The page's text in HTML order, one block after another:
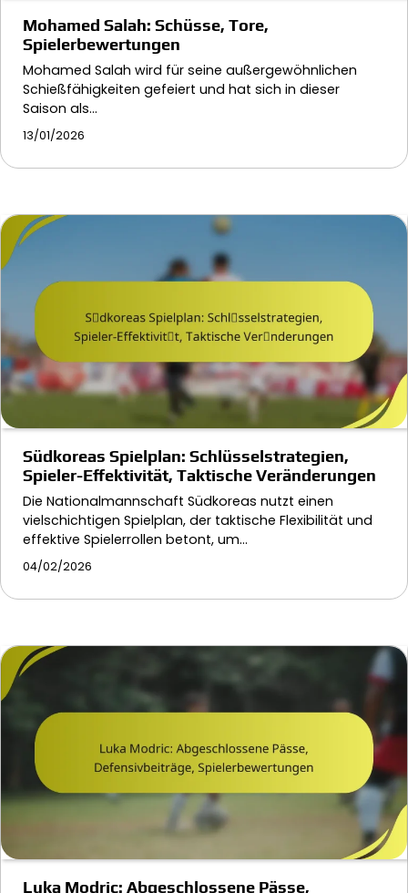
Mohamed Salah: Schüsse, Tore,
Spielerbewertungen
Mohamed Salah wird für seine außergewöhnlichen
Schießfähigkeiten gefeiert und hat sich in dieser
Saison als…
13/01/2026
Südkoreas Spielplan: Schlüsselstrategien,
Spieler-Effektivität, Taktische Veränderungen
Die Nationalmannschaft Südkoreas nutzt einen
vielschichtigen Spielplan, der taktische Flexibilität und
effektive Spielerrollen betont, um…
04/02/2026
Luka Modric: Abgeschlossene Pässe,